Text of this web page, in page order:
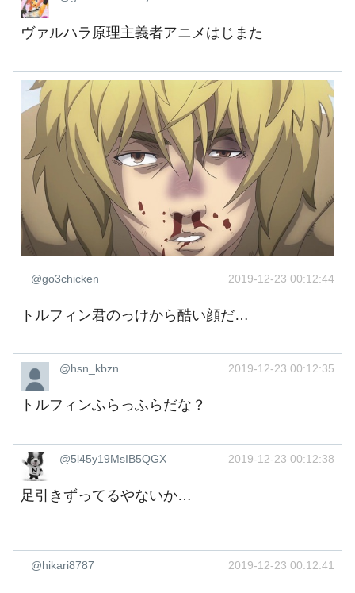
ヴァルハラ原理主義者アニメはじまた
@go3chicken 2019-12-23 00:12:44
トルフィン君のっけから酷い顔だ…
@hsn_kbzn 2019-12-23 00:12:35
トルフィンふらっふらだな？
@5l45y19MsIB5QGX 2019-12-23 00:12:38
足引きずってるやないか…
@hikari8787 2019-12-23 00:12:41